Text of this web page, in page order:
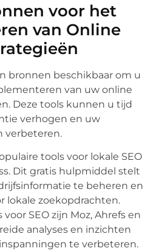
voor het
van Online
bronnen beschikbaar om u
van uw online
Deze tools kunnen u tijd
verhogen en uw
verbeteren.
tools voor lokale SEO
Dit gratis hulpmiddel stelt
te beheren en
lokale zoekopdrachten.
SEO zijn Moz, Ahrefs en
analyses en inzichten
te verbeteren.